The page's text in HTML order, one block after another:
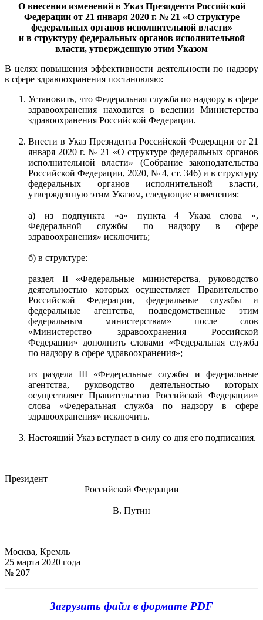
О внесении изменений в Указ Президента Российской
Федерации от 21 января 2020 г. № 21 «О структуре
федеральных органов исполнительной власти»
и в структуру федеральных органов исполнительной
власти, утвержденную этим Указом
В целях повышения эффективности деятельности по надзору
в сфере здравоохранения постановляю:
Установить, что Федеральная служба по надзору в сфере
здравоохранения находится в ведении Министерства
здравоохранения Российской Федерации.
Внести в Указ Президента Российской Федерации от 21
января 2020 г. № 21 «О структуре федеральных органов
исполнительной власти» (Собрание законодательства
Российской Федерации, 2020, № 4, ст. 346) и в структуру
федеральных органов исполнительной власти,
утвержденную этим Указом, следующие изменения:
а) из подпункта «а» пункта 4 Указа слова «,
Федеральной службы по надзору в сфере
здравоохранения» исключить;
б) в структуре:
раздел II «Федеральные министерства, руководство
деятельностью которых осуществляет Правительство
Российской Федерации, федеральные службы и
федеральные агентства, подведомственные этим
федеральным министерствам» после слов
«Министерство здравоохранения Российской
Федерации» дополнить словами «Федеральная служба
по надзору в сфере здравоохранения»;
из раздела III «Федеральные службы и федеральные
агентства, руководство деятельностью которых
осуществляет Правительство Российской Федерации»
слова «Федеральная служба по надзору в сфере
здравоохранения» исключить.
Настоящий Указ вступает в силу со дня его подписания.
Президент
Российской Федерации
В. Путин
Москва, Кремль
25 марта 2020 года
№ 207
Загрузить файл в формате PDF